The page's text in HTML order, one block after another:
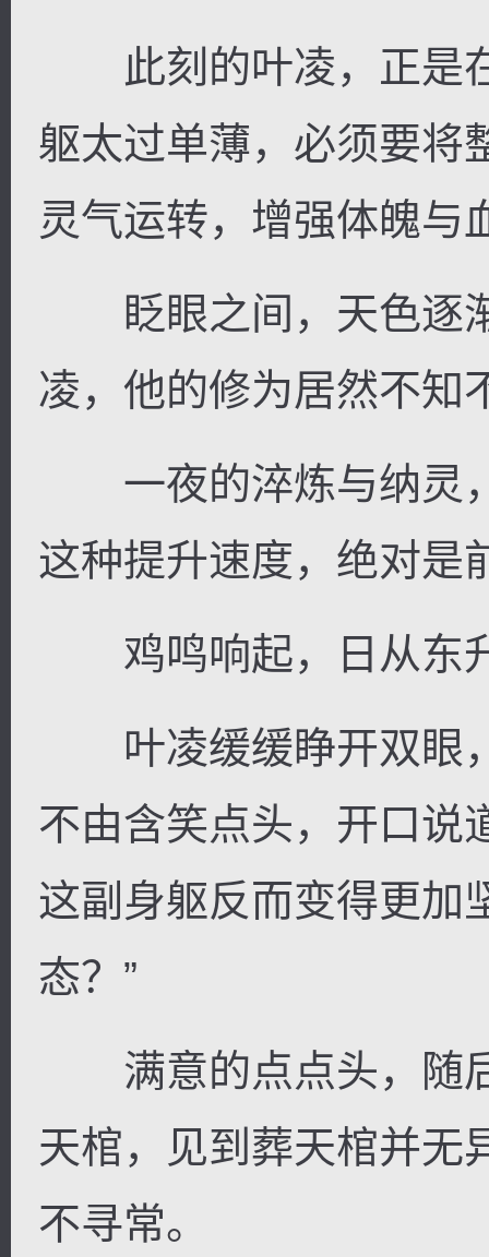
此刻的叶凌，正是
躯太过单薄，必须要将
灵气运转，增强体魄与
眨眼之间，天色逐
凌，他的修为居然不知
一夜的淬炼与纳灵
这种提升速度，绝对是
鸡鸣响起，日从东
叶凌缓缓睁开双眼
不由含笑点头，开口说
这副身躯反而变得更加
态？”
满意的点点头，随
天棺，见到葬天棺并无
不寻常。